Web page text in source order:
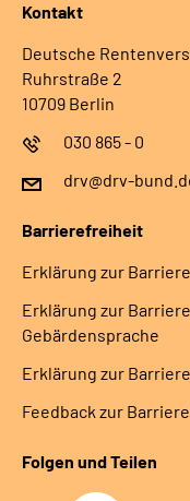
Kontakt
Deutsche
Ruhrstraße 2
10709 Berlin
030 865 - 0
drv@drv-
Barrierefreiheit
Erklärung zur
Erklärung zur
Gebärdensprache
Erklärung zur
Feedback zur
Folgen und Teilen